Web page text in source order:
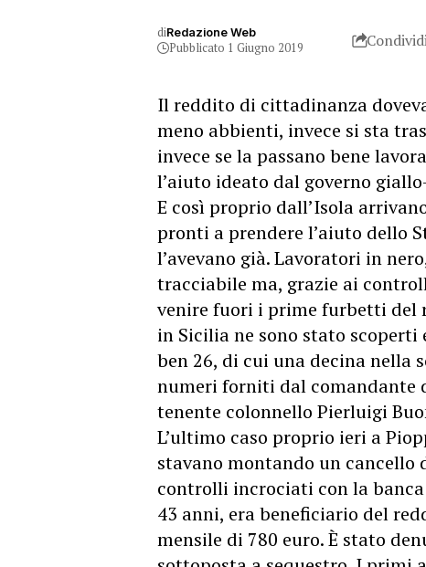
diRedazione Web
Pubblicato 1 Giugno 2019
Il reddito di cittadinanza
meno abbienti, invece si sta
invece se la passano bene
l’aiuto ideato dal governo
E così proprio dall’Isola
pronti a prendere l’aiuto dello
l’avevano già. Lavoratori in
tracciabile ma, grazie ai
venire fuori i prime furbetti del
in Sicilia ne sono stato
ben 26, di cui una decina nella
numeri forniti dal comandante
tenente colonnello Pierluigi
L’ultimo caso proprio ieri a
stavano montando un cancello
controlli incrociati con la banca
43 anni, era beneficiario del
mensile di 780 euro. È stato